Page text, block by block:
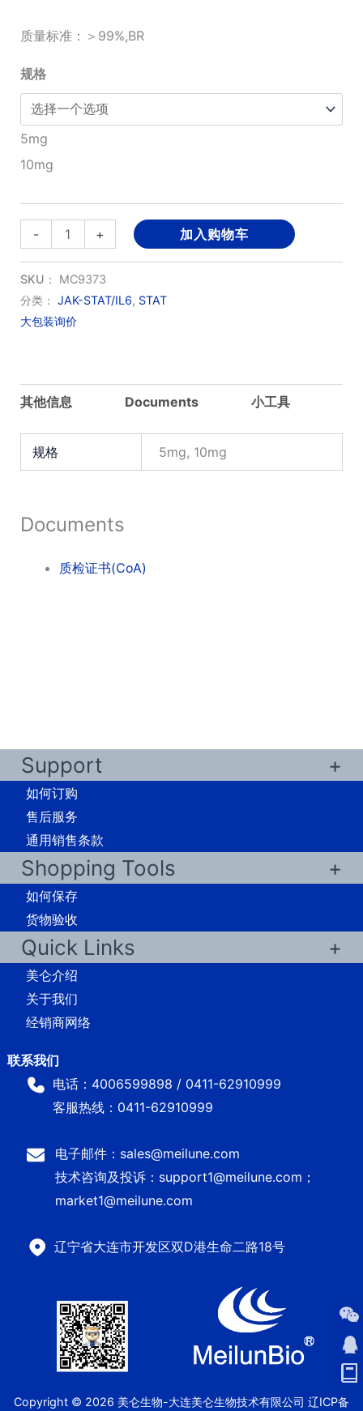
质量标准：＞99%,BR
规格
5mg
10mg
-
Eupalinolide
K
(野
马
追
数
+ 加入购物车
SKU： MC9373
分类： JAK-STAT/IL6, STAT
大包装询价
其他信息 Documents 小工具
规格 5mg, 10mg
Documents
质检证书(CoA)
Support
如何订购
售后服务
通用销售条款
Shopping Tools
如何保存
货物验收
Quick Links
美仑介绍
关于我们
经销商网络
电话：4006599898 / 0411-62910999
客服热线：0411-62910999
电子邮件：sales@meilune.com
技术咨询及投诉：support1@meilune.com；
market1@meilune.com
辽宁省大连市开发区双D港生命二路18号
Copyright © 2026 美仑生物-大连美仑生物技术有限公司 辽ICP备